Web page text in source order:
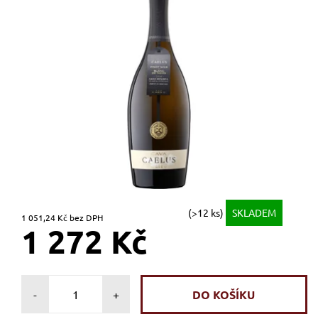
1 051,24 Kč bez DPH (>12 ks) SKLADEM
1 272 Kč
- +